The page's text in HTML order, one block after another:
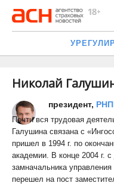
Николай
президент,
Почти вся трудовая
Галушина связана с
пришел в 1994 г. по
академии. В конце 2004 г.
замначальника управления
перешел на пост